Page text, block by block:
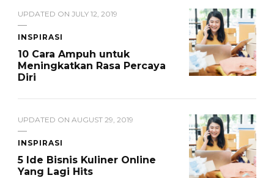
UPDATED ON JULY 12, 2019
INSPIRASI
10 Cara Ampuh untuk
Meningkatkan Rasa Percaya
Diri
UPDATED ON AUGUST 29, 2019
INSPIRASI
5 Ide Bisnis Kuliner Online
Yang Lagi Hits